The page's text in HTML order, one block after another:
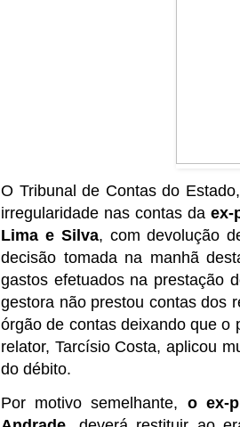
O Tribunal de Contas do
irregularidade nas contas da ex-
Lima e Silva, com devolução
decisão tomada na manhã
gastos efetuados na prestação
gestora não prestou contas dos
órgão de contas deixando que o
relator, Tarcísio Costa, aplicou
do débito.
Por motivo semelhante, o ex-